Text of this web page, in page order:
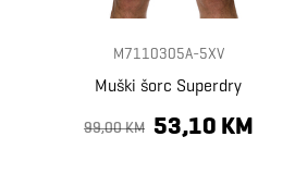
M7110305A-5XV
Muški šorc Superdry
99,00 KM 53,10 KM